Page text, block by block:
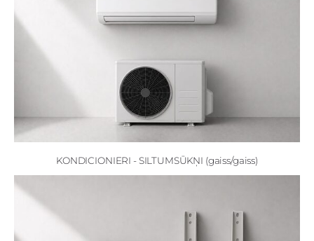
KONDICIONIERI - SILTUMSŪKŅI (gaiss/gaiss)